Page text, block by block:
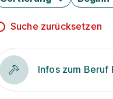
Suche zurücksetzen
Infos zum Beruf